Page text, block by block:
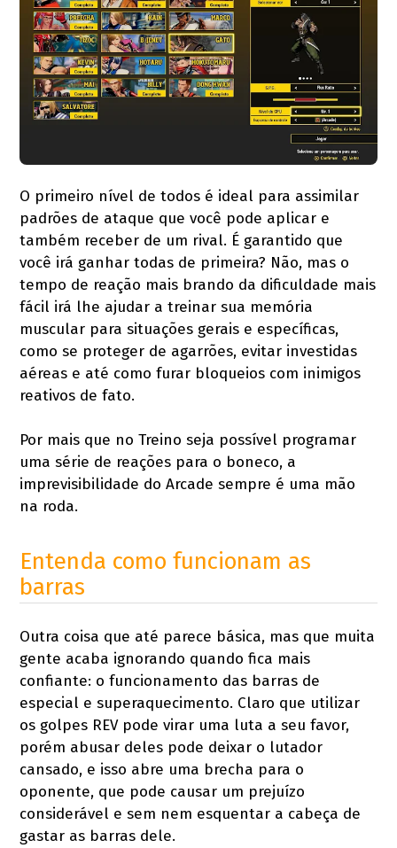
O primeiro nível de todos é ideal para assimilar
padrões de ataque que você pode aplicar e
também receber de um rival. É garantido que
você irá ganhar todas de primeira? Não, mas o
tempo de reação mais brando da dificuldade mais
fácil irá lhe ajudar a treinar sua memória
muscular para situações gerais e específicas,
como se proteger de agarrões, evitar investidas
aéreas e até como furar bloqueios com inimigos
reativos de fato.
Por mais que no Treino seja possível programar
uma série de reações para o boneco, a
imprevisibilidade do Arcade sempre é uma mão
na roda.
Entenda como funcionam as
barras
Outra coisa que até parece básica, mas que muita
gente acaba ignorando quando fica mais
confiante: o funcionamento das barras de
especial e superaquecimento. Claro que utilizar
os golpes REV pode virar uma luta a seu favor,
porém abusar deles pode deixar o lutador
cansado, e isso abre uma brecha para o
oponente, que pode causar um prejuízo
considerável e sem nem esquentar a cabeça de
gastar as barras dele.